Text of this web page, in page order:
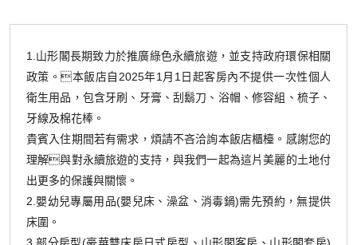
1.山形閣長期致力於推廣綠色永續旅遊，並支持政府環保相關
政策。本飯店自2025年1月1日起客房內不提供一次性個人
衛生用品，包含牙刷、牙膏、刮鬍刀、浴帽、修容組、梳子、
牙線及棉花棒。
貴賓入住期間若有需求，煩請不吝洽詢本飯店櫃檯。感謝您的
理解與對永續旅遊的支持，與我們一起為這片美麗的土地付
出更多的保護與關懷。
2.嬰幼兒專屬用品(嬰兒床、澡盆、消毒鍋)需先預約，無提供
床圍。
3.部分房型(豪華雙床房日式房型、山形閣客房、山形閣套房)